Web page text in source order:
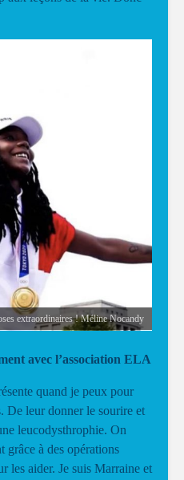
extraordinaires ! Méline Nocandy
avec l’association ELA
quand je peux pour
De leur donner le sourire et
leucodysthrophie. On
grâce à des opérations
les aider. Je suis Marraine et